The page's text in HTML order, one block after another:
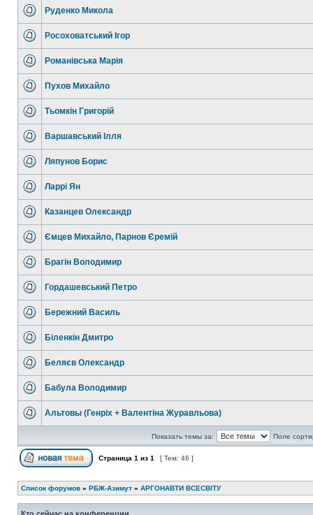
Руденко Микола
Росоховатський Ігор
Романівська Марія
Пухов Михайло
Тьомкін Григорій
Варшавський Ілля
Ляпунов Борис
Ларрі Ян
Казанцев Олександр
Ємцев Михайло, Парнов Єремій
Брагін Володимир
Гордашевський Петро
Бережний Василь
Біленкін Дмитро
Беляєв Олександр
Бабула Володимир
Альтовы (Генріх + Валентіна Журавльова)
Показать темы за: Поле
Страница 1 из 1 [ Тем: 46 ]
Список форумов » РБЖ-Азимут » АРГОНАВТИ ВСЕСВIТУ